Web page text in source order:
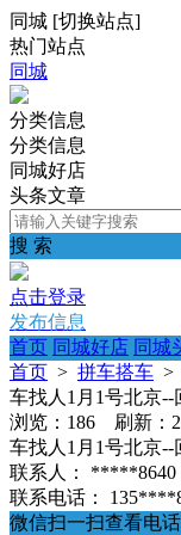
同城 [切换站点]
热门站点
同城
分类信息
分类信息
同城好店
头条文章
搜 索
点击登录
发布信息
首页 同城好店 同城
首页 > 拼车搭车 >
车找人1月1号北京--
浏览：186 刷新：
车找人1月1号北京--
联系人：
*****8640
联系电话：
微信扫一扫查看电话